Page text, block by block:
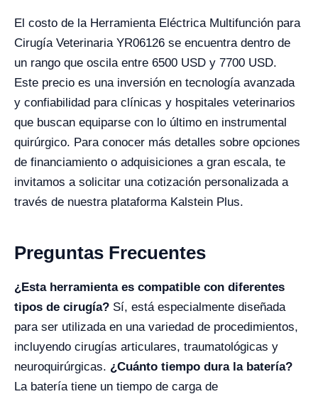
El costo de la Herramienta Eléctrica Multifunción para
Cirugía Veterinaria YR06126 se encuentra dentro de
un rango que oscila entre 6500 USD y 7700 USD.
Este precio es una inversión en tecnología avanzada
y confiabilidad para clínicas y hospitales veterinarios
que buscan equiparse con lo último en instrumental
quirúrgico. Para conocer más detalles sobre opciones
de financiamiento o adquisiciones a gran escala, te
invitamos a solicitar una cotización personalizada a
través de nuestra plataforma Kalstein Plus.
Preguntas Frecuentes
¿Esta herramienta es compatible con diferentes
tipos de cirugía? Sí, está especialmente diseñada
para ser utilizada en una variedad de procedimientos,
incluyendo cirugías articulares, traumatológicas y
neuroquirúrgicas. ¿Cuánto tiempo dura la batería?
La batería tiene un tiempo de carga de